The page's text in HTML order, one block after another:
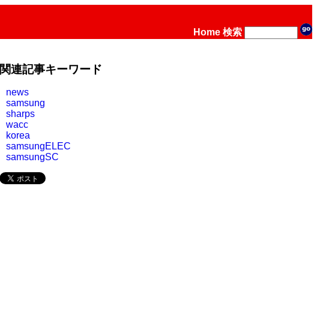
Home 検索
関連記事キーワード
news
samsung
sharps
wacc
korea
samsungELEC
samsungSC